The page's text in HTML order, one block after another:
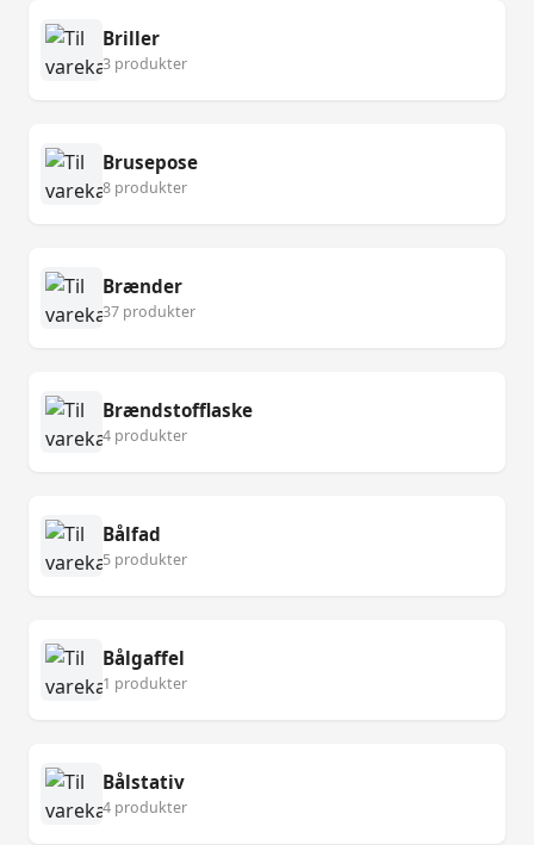
Briller
3 produkter
Brusepose
8 produkter
Brænder
37 produkter
Brændstofflaske
4 produkter
Bålfad
5 produkter
Bålgaffel
1 produkter
Bålstativ
4 produkter